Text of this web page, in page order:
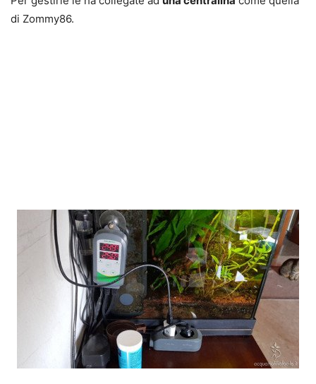
di Zommy86.